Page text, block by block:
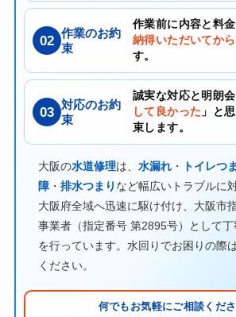
02 作業のお約
束
作業前に内容と料金
納得いただいてから
す。
03 対応のお約
束
誠実な対応と明朗
して良かった 」と
束します。
大阪の水道修理は、 水漏れ・ トイレつ
障・ 排水つまり など幅広いトラブルに
大阪府全域へ迅速に駆け付け、大阪市
事業者（指定番号 第2895号）として
を行っています。水回りでお困りの際
ください。
何でもお気軽にご相談くださ